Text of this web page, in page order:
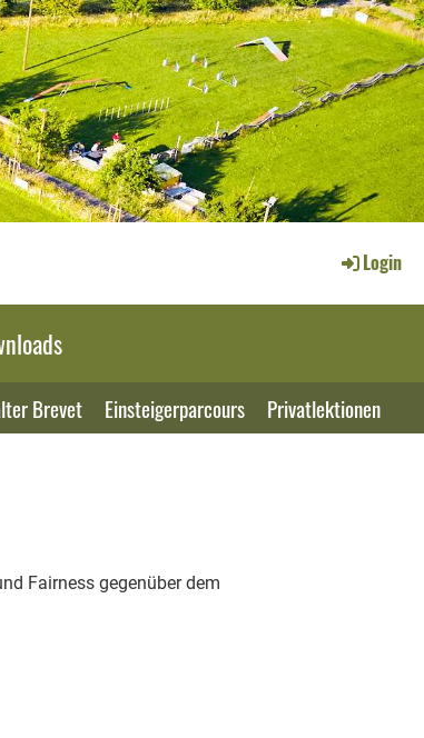
Login
Brevet Einsteigerparcours Privatlektionen
Fairness gegenüber dem